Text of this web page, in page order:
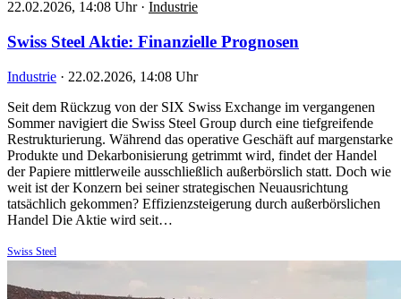
22.02.2026, 14:08 Uhr · Industrie
Swiss Steel Aktie: Finanzielle Prognosen
Industrie · 22.02.2026, 14:08 Uhr
Seit dem Rückzug von der SIX Swiss Exchange im vergangenen
Sommer navigiert die Swiss Steel Group durch eine tiefgreifende
Restrukturierung. Während das operative Geschäft auf margenstarke
Produkte und Dekarbonisierung getrimmt wird, findet der Handel
der Papiere mittlerweile ausschließlich außerbörslich statt. Doch wie
weit ist der Konzern bei seiner strategischen Neuausrichtung
tatsächlich gekommen? Effizienzsteigerung durch außerbörslichen
Handel Die Aktie wird seit…
Swiss Steel